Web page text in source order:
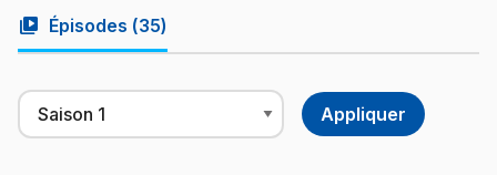
video_library Épisodes (35)